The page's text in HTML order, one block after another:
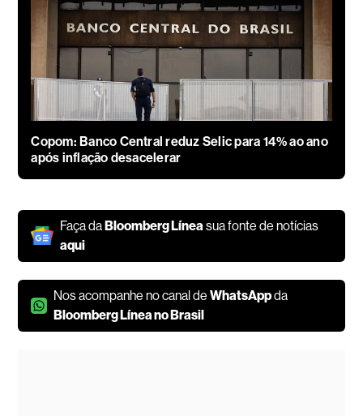
Copom: Banco Central reduz Selic para 14% ao ano
após inflação desacelerar
Faça daBloomberg Línea sua fonte de notícias
aqui
Nos acompanhe no canal deWhatsAppda
Bloomberg Línea no Brasil